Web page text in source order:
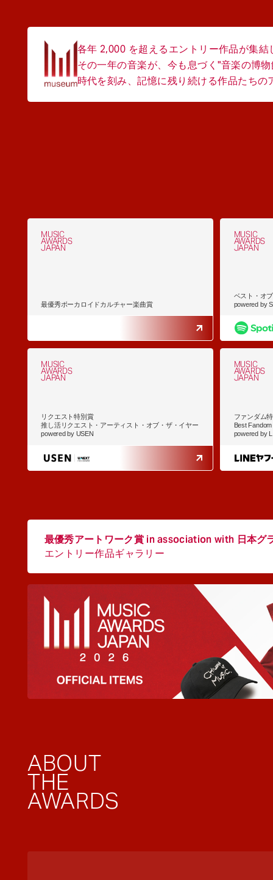
各年 2,000 を超えるエントリー作品が集結
その一年の音楽が、今も息づく"音楽の博
時代を刻み、記憶に残り続ける作品たち
MUSIC
AWARDS
JAPAN
最優秀ボーカロイドカルチャー楽曲賞
MUSIC
AWARDS
JAPAN
ベスト・オ
powered by
MUSIC
AWARDS
JAPAN
リクエスト特別賞
推し活リクエスト・アーティスト・オブ・ザ・イヤー
powered by USEN
MUSIC
AWARDS
JAPAN
ファンダム
Best Fandom
powered by
最優秀アートワーク賞 in association with 日本グ
エントリー作品ギャラリー
ABOUT
THE
AWARDS